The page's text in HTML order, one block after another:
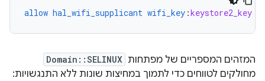
allow hal_wifi_supplicant wifi_key :keystore2_key
המזהים המספריים של מפתחות Domain::SELINUX
מחולקים לטווחים כדי לתמוך במחיצות שונות ללא התנגשויות: